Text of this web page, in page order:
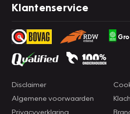
Klantenservice
Disclaimer
Algemene voorwaarden
Privacyverklaring